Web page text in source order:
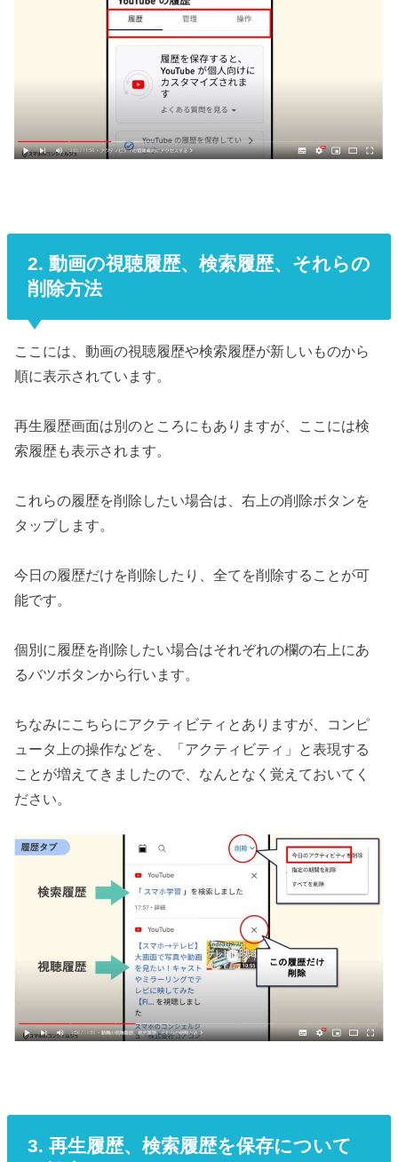
2. 動画の視聴履歴、検索履歴、それらの
削除方法
ここには、動画の視聴履歴や検索履歴が新しいものから
順に表示されています。
再生履歴画面は別のところにもありますが、ここには検
索履歴も表示されます。
これらの履歴を削除したい場合は、右上の削除ボタンを
タップします。
今日の履歴だけを削除したり、全てを削除することが可
能です。
個別に履歴を削除したい場合はそれぞれの欄の右上にあ
るバツボタンから行います。
ちなみにこちらにアクティビティとありますが、コンピ
ュータ上の操作などを、「アクティビティ」と表現する
ことが増えてきましたので、なんとなく覚えておいてく
ださい。
3. 再生履歴、検索履歴を保存について